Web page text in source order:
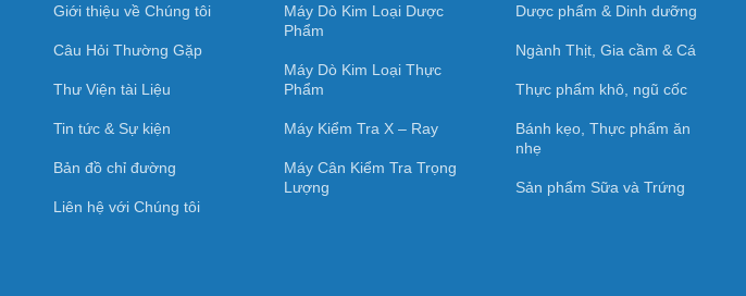
Giới thiệu về Chúng tôi
Câu Hỏi Thường Gặp
Thư Viện tài Liệu
Tin tức & Sự kiện
Bản đồ chỉ đường
Liên hệ với Chúng tôi
Máy Dò Kim Loại Dược
Phẩm
Máy Dò Kim Loại Thực
Phẩm
Máy Kiểm Tra X – Ray
Máy Cân Kiểm Tra Trọng
Lượng
Dược phẩm & Dinh dưỡng
Ngành Thịt, Gia cầm & Cá
Thực phẩm khô, ngũ cốc
Bánh kẹo, Thực phẩm ăn
nhẹ
Sản phẩm Sữa và Trứng